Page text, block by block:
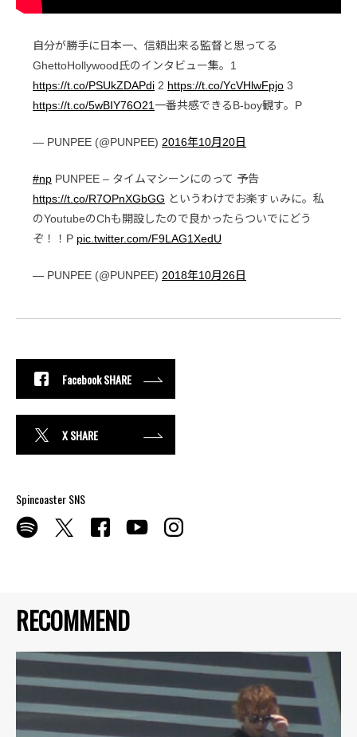
RECOMMEND
自分が勝手に日本一、信頼出来る監督と思ってる
GhettoHollywood氏のインタビュー集。1
https://t.co/PSUkZDAPdi 2 https://t.co/YcVHlwFpjo 3
https://t.co/5wBIY76O21 一番共感できるB-boy観す。P
— PUNPEE (@PUNPEE) 2016年10月20日
#np PUNPEE – タイムマシーンにのって 予告
https://t.co/R7OPnXGbGG というわけでお楽すぃみに。私
のYoutubeのChも開設したので良かったらついでにどう
ぞ！！P pic.twitter.com/F9LAG1XedU
— PUNPEE (@PUNPEE) 2018年10月26日
Facebook SHARE
X SHARE
Spincoaster SNS